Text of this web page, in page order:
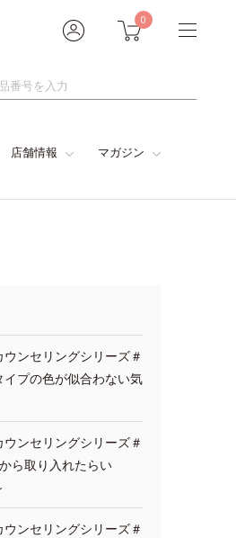
0
店舗情報 マガジン
ンセリングシリーズ＃
イプの色が似合わない気
ンセリングシリーズ＃
ら取り入れたらい
ンセリングシリーズ＃